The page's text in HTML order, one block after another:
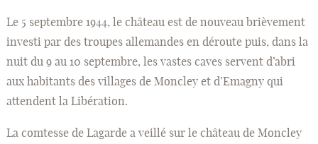
Le 5 septembre 1944, le château est de nouveau brièvement
investi par des troupes allemandes en déroute puis, dans la
nuit du 9 au 10 septembre, les vastes caves servent d’abri
aux habitants des villages de Moncley et d’Emagny qui
attendent la Libération.
La comtesse de Lagarde a veillé sur le château de Moncley